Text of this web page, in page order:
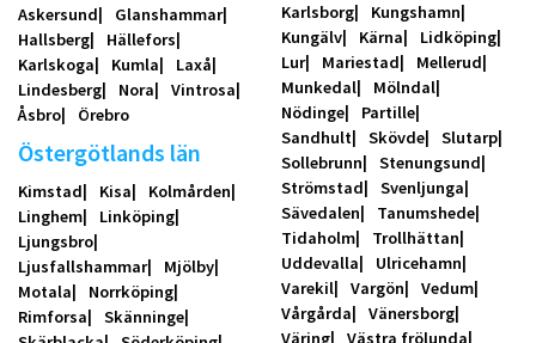
Askersund
Glanshammar
Hallsberg
Hällefors
Karlskoga
Kumla
Laxå
Lindesberg
Nora
Vintrosa
Åsbro
Örebro
Östergötlands län
Kimstad Kisa
Kolmården
Linghem
Linköping
Ljungsbro
Ljusfallshammar
Mjölby
Motala
Norrköping
Rimforsa
Skänninge
Karlsborg
Kungshamn
Kungälv
Kärna
Lidköping
Lur
Mariestad
Mellerud
Munkedal
Mölndal
Nödinge
Partille
Sandhult
Skövde
Slutarp
Sollebrunn
Stenungsund
Strömstad
Svenljunga
Sävedalen
Tanumshede
Tidaholm
Trollhättan
Uddevalla
Ulricehamn
Varekil
Vargön
Vedum
Vårgårda
Vänersborg